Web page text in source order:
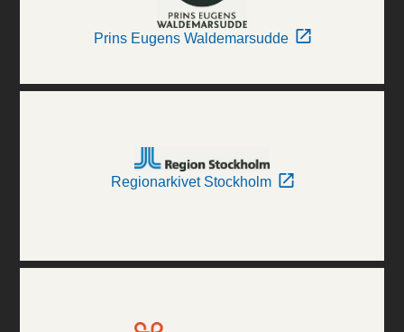
Prins Eugens Waldemarsudde
Regionarkivet Stockholm